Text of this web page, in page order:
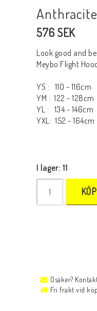
576 SEK
Look good and
Meybo Flight
YS : 110 - 116cm
YM : 122 - 128cm
YL : 134 - 146cm
YXL: 152 - 164cm
I lager: 11
KÖP
Osäker?
Fri frakt vid